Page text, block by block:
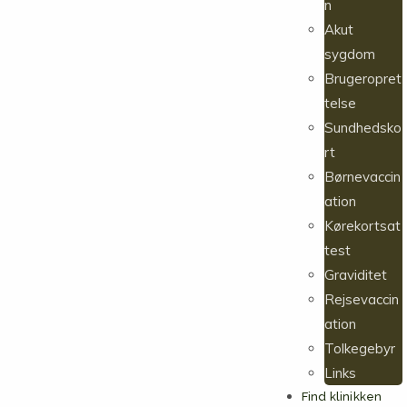
n
Akut
sygdom
Brugeropret
telse
Sundhedsko
rt
Børnevaccin
ation
Kørekortsat
test
Graviditet
Rejsevaccin
ation
Tolkegebyr
Links
Find klinikken